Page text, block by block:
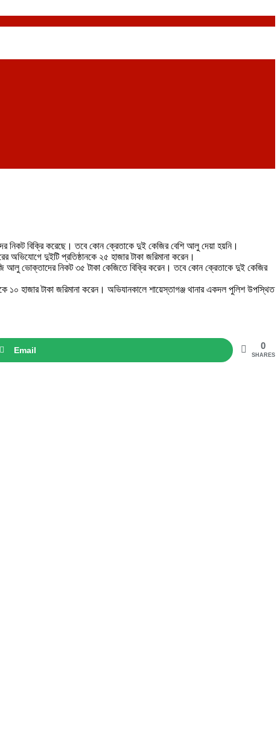
নিকট বিক্রি করেছে। তবে কোন ক্রেতাকে দুই কেজির বেশি আলু দেয়া হয়নি।
অভিযোগে দুইটি প্রতিষ্ঠানকে ২৫ হাজার টাকা জরিমানা করেন।
আলু ভোক্তাদের নিকট ৩৫ টাকা কেজিতে বিক্রি করেন। তবে কোন ক্রেতাকে দুই কেজির
১০ হাজার টাকা জরিমানা করেন। অভিযানকালে শায়েস্তাগঞ্জ থানার একদল পুলিশ উপস্থিত
Email 0
SHARES